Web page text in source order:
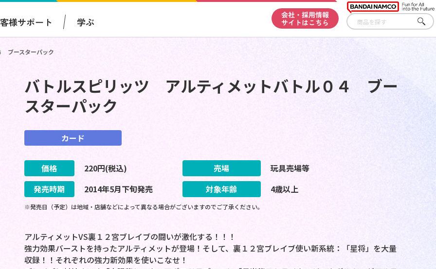
様サポート 学ぶ
会社・採用情報
サイトはこちら
さが
す
ブースターパック
バトルスピリッツ アルティメットバトル０４ ブー
スターパック
カード
価格 220円(税込) 売場
玩具売場等
発売時期
2014年5月下旬発売 対象年齢 4歳以上
※発売日（予定）は地域・店舗などによって異なる場合がございますのでご了承ください。
アルティメットVS裏１２宮ブレイブの闘いが激化する！！！
強力効果バーストを持ったアルティメットが登場！そして、裏１２宮ブレイブ使い新系統：「星将」を大量
収録！！それぞれの強力新効果を使いこなせ！